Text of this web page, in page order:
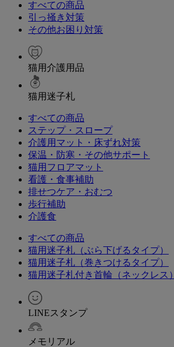
すべての商品
引っ掻き対策
その他お困り対策
猫用介護用品
猫用迷子札
すべての商品
ステップ・スロープ
介護用マット・床ずれ対策
保温・防寒・その他サポート
猫用フロアマット
看護・食事補助
排せつケア・おむつ
歩行補助
介護食
すべての商品
猫用迷子札（ぶら下げるタイプ）
猫用迷子札（巻きつけるタイプ）
猫用迷子札付き首輪（ネックレス）
LINEスタンプ
メモリアル